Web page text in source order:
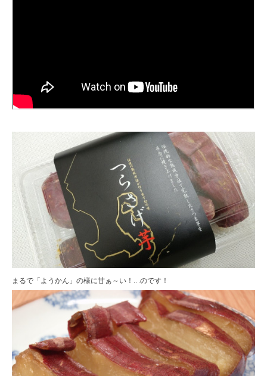
まるで「ようかん」の様に甘ぁ～い！…のです！